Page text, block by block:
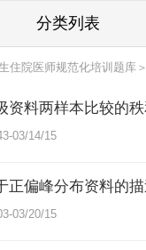
分类列表
住院医师规范化培训题库＞
03/14/15
03/20/15